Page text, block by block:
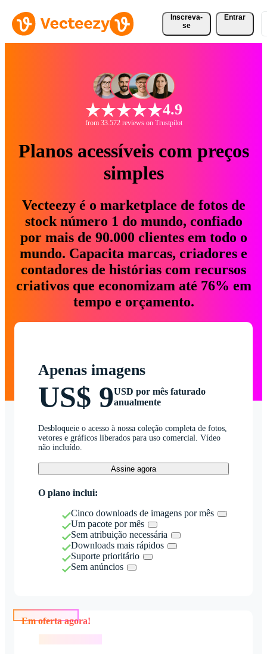
Inscreva-
se
Entrar
4.9
from 33.572 reviews on Trustpilot
Planos acessíveis com preços
simples
Vecteezy é o marketplace de fotos de
stock número 1 do mundo, confiado
por mais de 90.000 clientes em todo o
mundo. Capacita marcas, criadores e
contadores de histórias com recursos
criativos que economizam até 76% em
tempo e orçamento.
Apenas imagens
US$ 9USD por mês faturado
anualmente
Desbloqueie o acesso à nossa coleção completa de fotos,
vetores e gráficos liberados para uso comercial. Vídeo
não incluído.
Assine agora
O plano inclui:
Cinco downloads de imagens por mês
Um pacote por mês
Sem atribuição necessária
Downloads mais rápidos
Suporte prioritário
Sem anúncios